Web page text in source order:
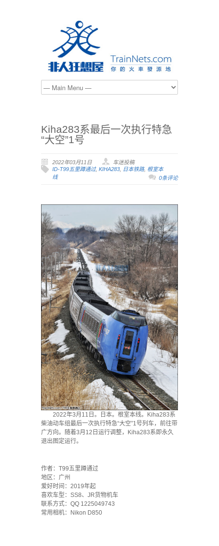
Kiha283系最后一次执行特急
“大空”1号
2022年03月11日
车迷投稿
ID-T99五里蹲通过, KIHA283, 日本铁路, 根室本
线
0条评论
2022年3月11日。日本。根室本线。Kiha283系
柴油动车组最后一次执行特急“大空”1号列车，前往带
广方向。随着3月12日运行调整，Kiha283系即永久
退出图定运行。
作者：T99五里蹲通过
地区：广州
爱好时间：2019年起
喜欢车型：SS8、JR货物机车
联系方式：QQ 1225049743
常用相机：Nikon D850